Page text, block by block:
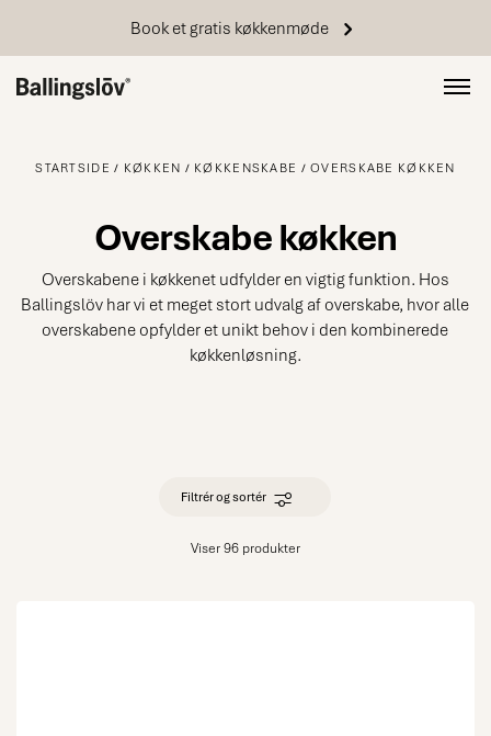
Book et gratis køkkenmøde
STARTSIDE KØKKEN KØKKENSKABE OVERSKABE KØKKEN
Overskabe køkken
Overskabene i køkkenet udfylder en vigtig funktion. Hos
Ballingslöv har vi et meget stort udvalg af overskabe, hvor alle
overskabene opfylder et unikt behov i den kombinerede
køkkenløsning.
Filtrér og sortér
Viser 96 produkter